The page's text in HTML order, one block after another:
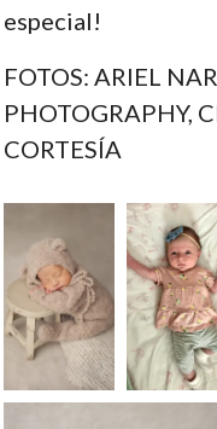
especial!
FOTOS: ARIEL
PHOTOGRAPHY,
CORTESÍA